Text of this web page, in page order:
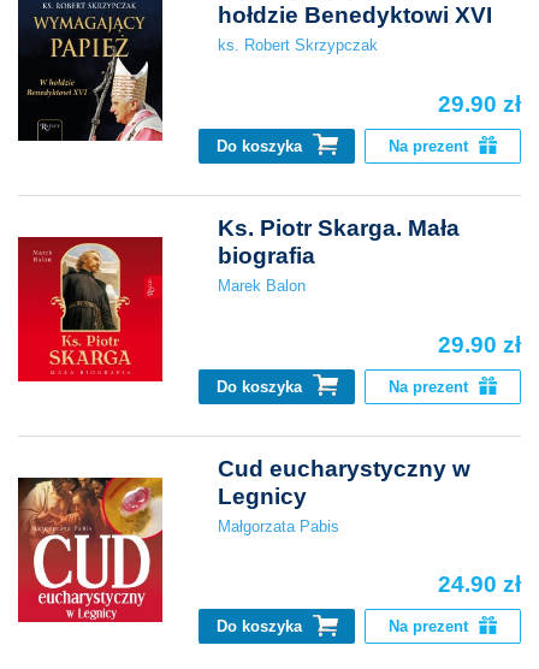
hołdzie Benedyktowi XVI
ks. Robert Skrzypczak
29.90 zł
Do koszyka Na prezent
Ks. Piotr Skarga. Mała
biografia
Marek Balon
29.90 zł
Do koszyka Na prezent
Cud eucharystyczny w
Legnicy
Małgorzata Pabis
24.90 zł
Do koszyka Na prezent